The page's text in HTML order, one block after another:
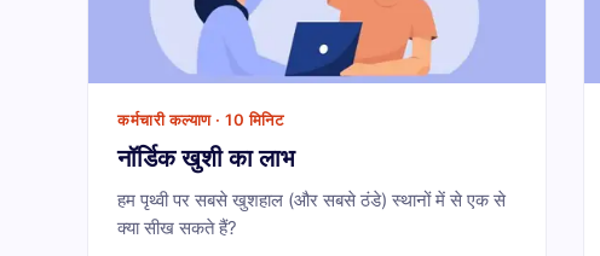
कर्मचारी कल्याण · 10 मिनिट
नॉर्डिक खुशी का लाभ
हम पृथ्वी पर सबसे खुशहाल (और सबसे ठंडे) स्थानों में से एक से
क्या सीख सकते हैं?